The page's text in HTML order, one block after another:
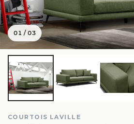
01 /03
COURTOIS LAVILLE